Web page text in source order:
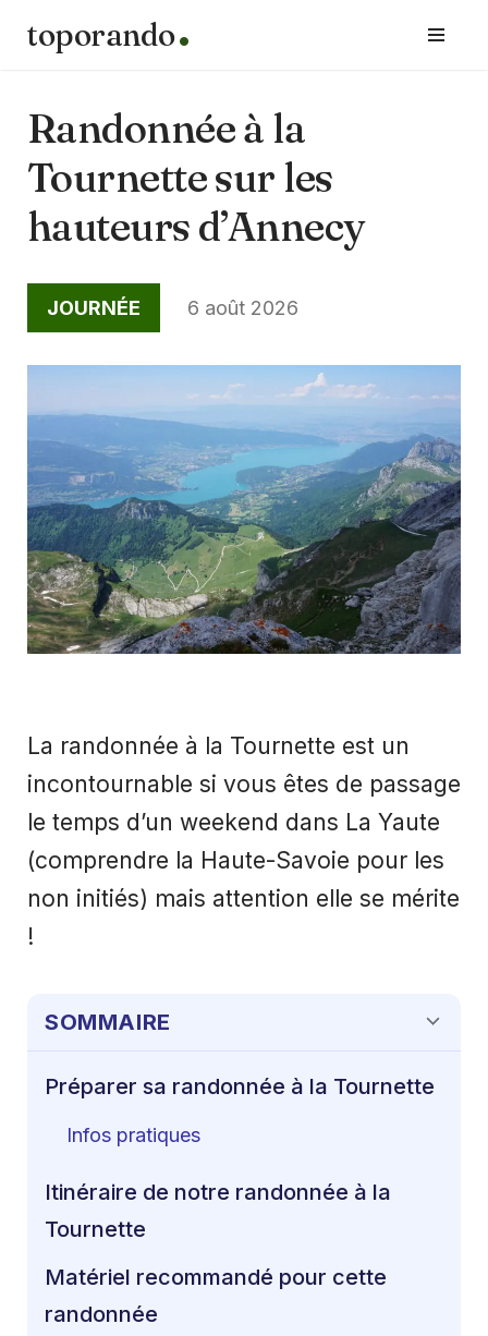
contenu
toporando
Randonnée à la
Tournette sur les
hauteurs d’Annecy
JOURNÉE 6 août 2026
La randonnée à la Tournette est un
incontournable si vous êtes de passage
le temps d’un weekend dans La Yaute
(comprendre la Haute-Savoie pour les
non initiés) mais attention elle se mérite
!
SOMMAIRE
Préparer sa randonnée à la Tournette
Infos pratiques
Itinéraire de notre randonnée à la
Tournette
Matériel recommandé pour cette
randonnée